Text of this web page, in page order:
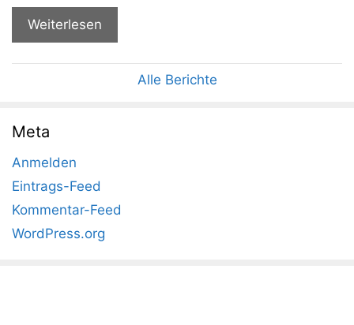
Weiterlesen
Alle Berichte
Meta
Anmelden
Eintrags-Feed
Kommentar-Feed
WordPress.org